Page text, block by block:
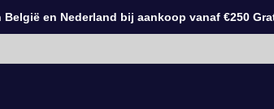
en Nederland bij aankoop vanaf €250